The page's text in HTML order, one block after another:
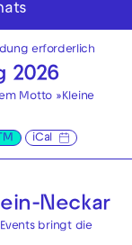
erforderlich
2026
Motto »Kleine
iCal
Neckar
bringt die